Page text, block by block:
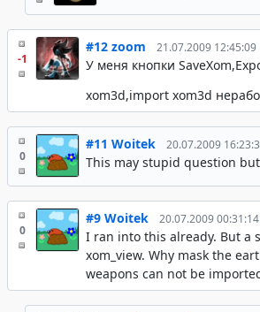
-1
#12 zoom 21.07.2009 12:45:09
У меня кнопки
xom3d,import xom3d
0
#11 Woitek 20.07.2009
This may stupid question
0
#9 Woitek 20.07.2009 00:31:14
I ran into this already. But a
xom_view. Why mask the
weapons can not be